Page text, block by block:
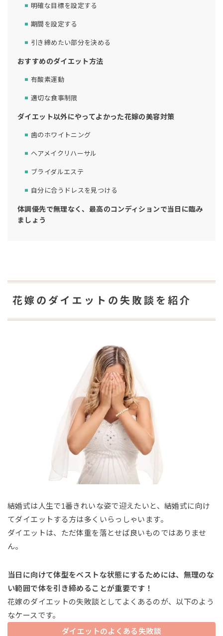
明確な目標を設定する
期間を設定する
引き締めたい部分を決める
おすすめのダイエット方法
有酸素運動
適切な食事制限
ダイエット以外にやってよかった花嫁の美容対策
歯のホワイトニング
ヘアメイクリハーサル
ブライダルエステ
自分に合うドレスを見つける
体調優先で無理なく、最高のコンディションで当日に臨み
ましょう
花嫁のダイエットの失敗談を紹介
結婚式は人生で1番きれいな姿で迎えたいと、結婚式に向け
てダイエットする方は多くいらっしゃいます。
ダイエットは、ただ体重を落とせば良いものではありませ
ん。
当日に向けて体型をベストな状態にするためには、無理のな
い範囲で体を引き締めることが重要です！
花嫁のダイエットの失敗談としてよくあるのが、以下のよう
なケースです。
ダイエットのよくある失敗談